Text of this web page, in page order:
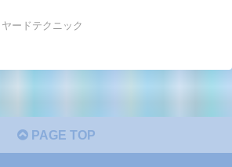
ヤードテクニック
PAGE TOP